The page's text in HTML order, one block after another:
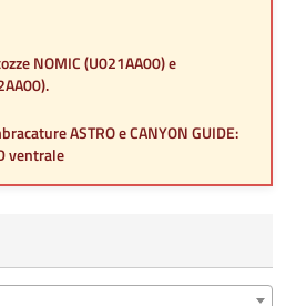
NOMIC (U021AA00) e
ASTRO e CANYON GUIDE:
ventrale